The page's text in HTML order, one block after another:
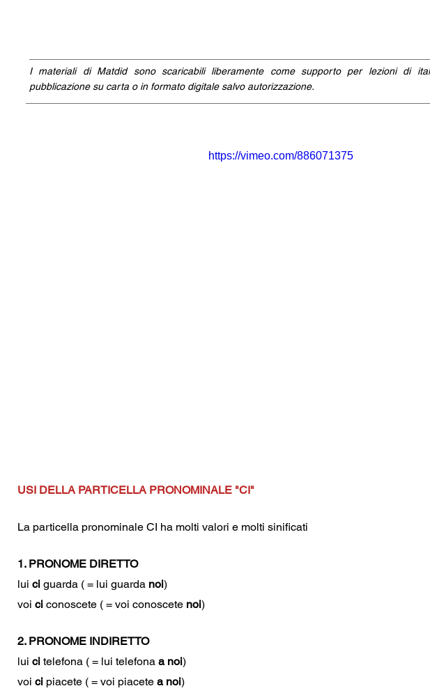
I materiali di Matdid sono scaricabili liberamente come supporto per lezioni di
pubblicazione su carta o in formato digitale salvo autorizzazione.
https://vimeo.com/886071375
USI DELLA PARTICELLA PRONOMINALE "CI"
La particella pronominale CI ha molti valori e molti sinificati
1. PRONOME DIRETTO
lui ci guarda ( = lui guarda noi)
voi ci conoscete ( = voi conoscete noi)
2. PRONOME INDIRETTO
lui ci telefona ( = lui telefona a noi)
voi ci piacete ( = voi piacete a noi)